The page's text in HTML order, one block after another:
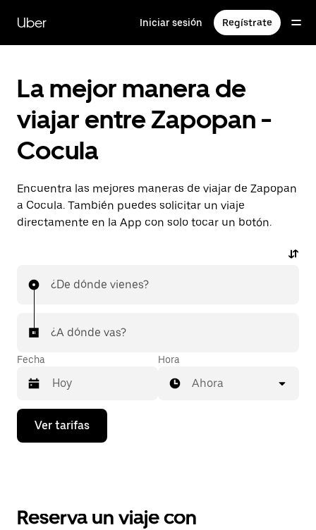
contenido
principal
Uber Iniciar sesión Regístrate
La mejor manera de
viajar entre Zapopan -
Cocula
Encuentra las mejores maneras de viajar de Zapopan
a Cocula. También puedes solicitar un viaje
directamente en la App con solo tocar un botón.
¿De dónde vienes?
¿A dónde vas?
Fecha
Presiona
flecha
el
Hora
Ahora
Ver tarifas
Reserva un viaje con